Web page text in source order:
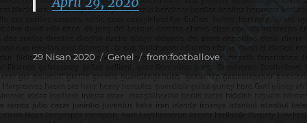
Yayın
29 Nisan 2020 Kategoriler
Genel Etiketler
from:footballove